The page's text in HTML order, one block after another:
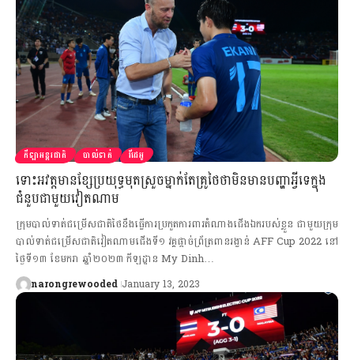
កីឡាអន្តរជាតិ បាល់ទាត់ វីដេអូ
ទោះអវត្តមានខ្សែប្រយុទ្ធមុតស្រួចម្នាក់តែគ្រូថៃថាមិនមានបញ្ហាអ្វីទេក្នុង
ជំនួបជាមួយវៀតណាម
ក្រុមបាល់ទាត់ជម្រើសជាតិថៃនឹងធ្វើការប្រកួតការពារតំណាងជើងឯករបស់ខ្លួន ជាមួយក្រុម
បាល់ទាត់ជម្រើសជាតិវៀតណាមជើងទី១ វគ្គផ្ដាច់ព្រ័ត្រពានរង្វាន់ AFF Cup 2022 នៅ
ថ្ងៃទី១៣ ខែមករា ឆ្នាំ២០២៣ កីឡដ្ឋាន My Dinh…
narongrewooded January 13, 2023